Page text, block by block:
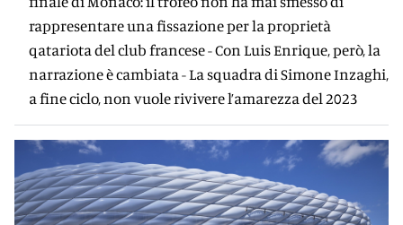
rappresentare una fissazione per la proprietà
qatariota del club francese - Con Luis Enrique, però, la
narrazione è cambiata - La squadra di Simone Inzaghi,
a fine ciclo, non vuole rivivere l’amarezza del 2023